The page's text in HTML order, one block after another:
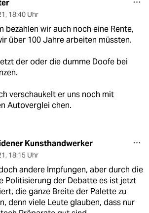
, 18:40 Uhr
bezahlen wir auch noch eine Rente,
über 100 Jahre arbeiten müssten.
der oder die dumme Doofe bei
verschaukelt er uns noch mit
Autoverglei chen.
Kunsthandwerker
, 18:15 Uhr
andere Impfungen, aber durch die
Politisierung der Debatte es ist jetzt
die ganze Breite der Palette zu
denn viele Leute glauben, dass nur